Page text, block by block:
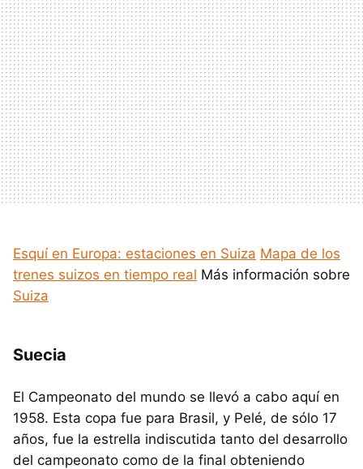
Esquí en Europa: estaciones en Suiza Mapa de los
trenes suizos en tiempo real Más información sobre
Suiza
Suecia
El Campeonato del mundo se llevó a cabo aquí en
1958. Esta copa fue para Brasil, y Pelé, de sólo 17
años, fue la estrella indiscutida tanto del desarrollo
del campeonato como de la final obteniendo